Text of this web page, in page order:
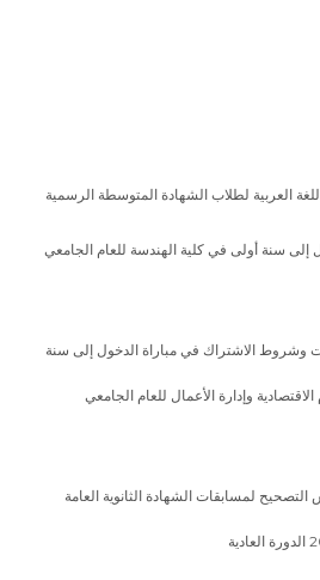
العربية لطلاب الشهادة المتوسطة الرسمية
إلى سنة أولى في كلية الهندسة للعام الجامعي
وشروط الاشتراك في مباراة الدخول إلى سنة
وإدارة الأعمال للعام الجامعي
لمسابقات الشهادة الثانوية العامة